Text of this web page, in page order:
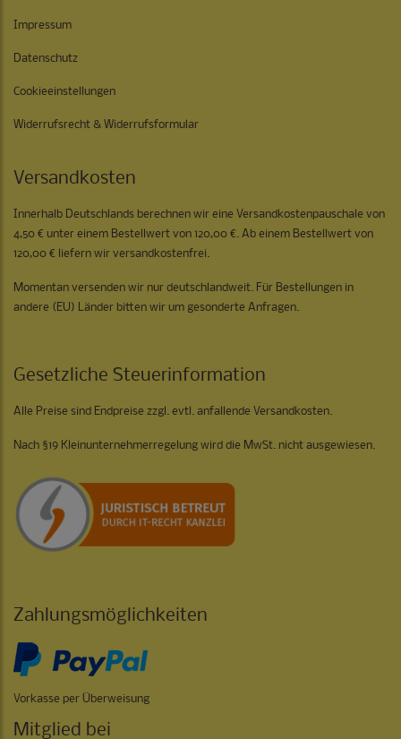
Impressum
Datenschutz
Cookieeinstellungen
Widerrufsrecht & Widerrufsformular
Versandkosten
Innerhalb Deutschlands berechnen wir eine Versandkostenpauschale von
4,50 € unter einem Bestellwert von 120,00 €. Ab einem Bestellwert von
120,00 € liefern wir versandkostenfrei.
Momentan versenden wir nur deutschlandweit. Für Bestellungen in
andere (EU) Länder bitten wir um gesonderte Anfragen.
Gesetzliche Steuerinformation
Alle Preise sind Endpreise zzgl. evtl. anfallende Versandkosten.
Nach §19 Kleinunternehmerregelung wird die MwSt. nicht ausgewiesen.
Zahlungsmöglichkeiten
Vorkasse per Überweisung
Mitglied bei